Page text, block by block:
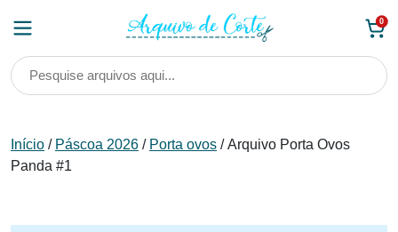
0
Início / Páscoa 2026 / Porta ovos / Arquivo Porta Ovos
Panda #1